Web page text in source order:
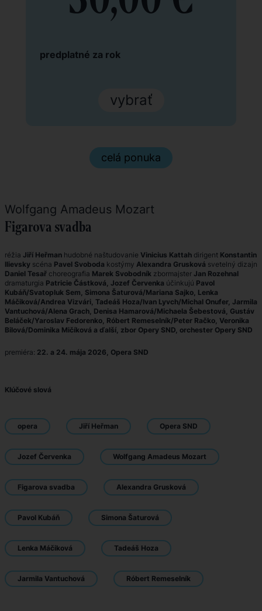
predplatné za rok
vybrať
celá ponuka
Wolfgang Amadeus Mozart
Figarova svadba
réžia Jiří Heřman hudobné naštudovanie Vinicius Kattah dirigent Konstantin
Ilievsky scéna Pavel Svoboda kostýmy Alexandra Grusková svetelný dizajn
Daniel Tesař choreografia Marek Svobodník zbormajster Jan Rozehnal
dramaturgia Patricie Částková, Jozef Červenka účinkujú Pavol
Kubáň/Svatopluk Sem, Simona Šaturová/Mariana Sajko, Lenka
Máčiková/Andrea Vizvári, Tadeáš Hoza/Ivan Lyvch/Michal Onufer, Jarmila
Vantuchová/Alena Grach, Denisa Hamarová/Michaela Šebestová, Gustáv
Beláček/Yaroslav Fedorenko, Róbert Remeselník/Peter Račko, Veronika
Bilová/Dominika Mičíková a ďalší, zbor Opery SND, orchester Opery SND
premiéra: 22. a 24. mája 2026, Opera SND
Klúčové slová
opera Jiří Heřman Opera SND
Jozef Červenka Wolfgang Amadeus Mozart
Figarova svadba Alexandra Grusková
Pavol Kubáň Simona Šaturová
Lenka Máčiková Tadeáš Hoza
Jarmila Vantuchová Róbert Remeselník